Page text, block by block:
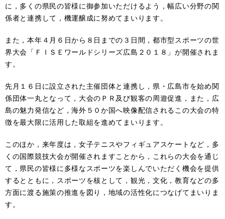
に，多くの県民の皆様に御参加いただけるよう，幅広い分野の関
係者と連携して，機運醸成に努めてまいります。
また，本年４月６日から８日までの３日間，都市型スポーツの世
界大会「ＦＩＳＥワールドシリーズ広島２０１８」が開催されま
す。
先月１６日に設立された主催団体と連携し，県・広島市を始め関
係団体一丸となって，大会のＰＲ及び観客の周遊促進，また，広
島の魅力発信など，海外５０か国へ映像配信されるこの大会の特
徴を最大限に活用した取組を進めてまいります。
このほか，来年度は，女子テニスやフィギュアスケートなど，多
くの国際競技大会が開催されますことから，これらの大会を通じ
て，県民の皆様に多様なスポーツを楽しんでいただく機会を提供
するとともに，スポーツを核として，観光，文化，教育などの多
方面に渡る施策の推進を図り，地域の活性化につなげてまいりま
す。